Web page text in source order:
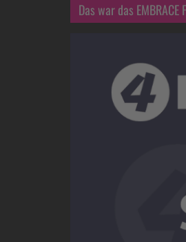
Das war das